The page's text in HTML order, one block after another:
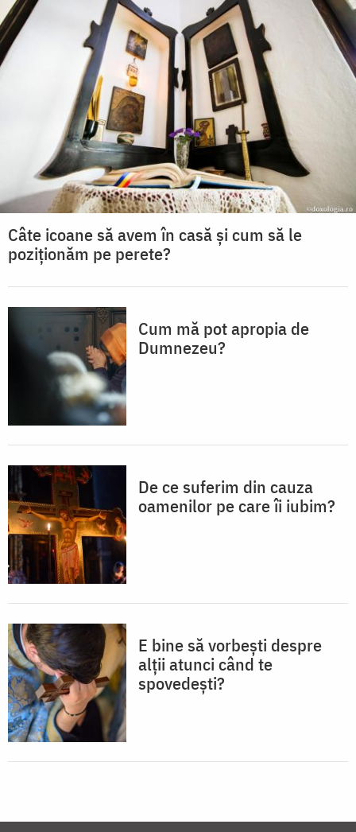
Câte icoane să avem în casă și cum să le
poziționăm pe perete?
Cum mă pot apropia de
Dumnezeu?
De ce suferim din cauza
oamenilor pe care îi iubim?
E bine să vorbești despre
alții atunci când te
spovedești?